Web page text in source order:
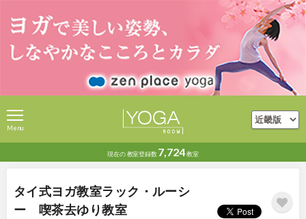
現在の教室登録数 7,724教室
Menu
タイ式ヨガ教室ラック・ルーシ
ー 喫茶去ゆり教室